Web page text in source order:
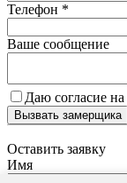
Телефон *
Ваше сообщение
Даю согласие на
Вызвать замерщика
Оставить заявку
Имя